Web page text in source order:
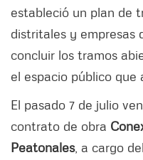
estableció un plan de
distritales y empresas
concluir los tramos
el espacio público
El pasado 7 de julio
contrato de obra
Peatonales, a cargo